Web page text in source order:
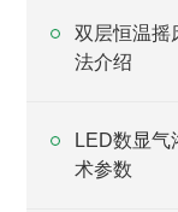
双层恒温摇
法介绍
LED数显气
术参数